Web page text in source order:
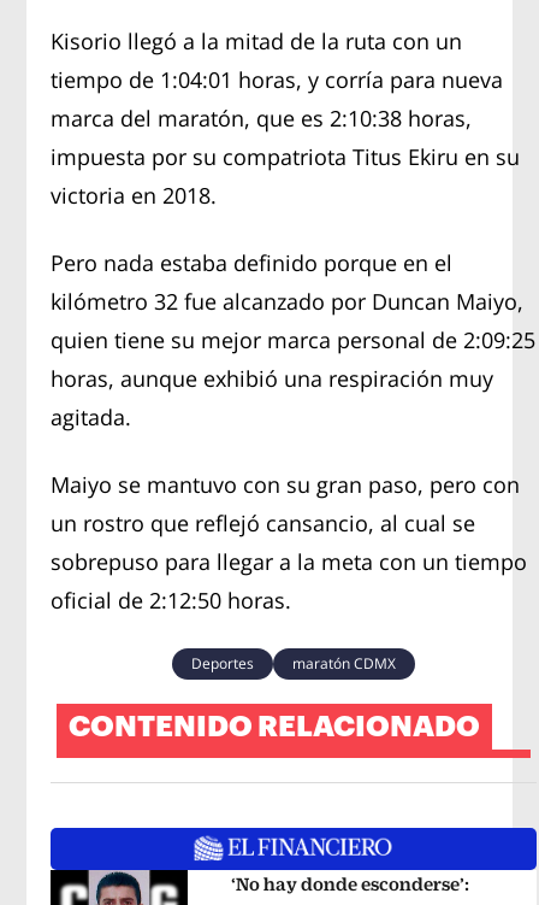
Kisorio llegó a la mitad de la ruta con un
tiempo de 1:04:01 horas, y corría para nueva
marca del maratón, que es 2:10:38 horas,
impuesta por su compatriota Titus Ekiru en su
victoria en 2018.
Pero nada estaba definido porque en el
kilómetro 32 fue alcanzado por Duncan Maiyo,
quien tiene su mejor marca personal de 2:09:25
horas, aunque exhibió una respiración muy
agitada.
Maiyo se mantuvo con su gran paso, pero con
un rostro que reflejó cansancio, al cual se
sobrepuso para llegar a la meta con un tiempo
oficial de 2:12:50 horas.
Deportes maratón CDMX
CONTENIDO RELACIONADO
‘No hay donde esconderse’: